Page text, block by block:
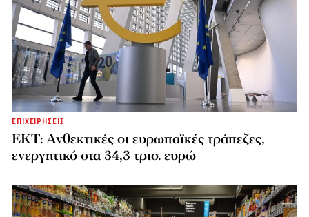
ΕΠΙΧΕΙΡΗΣΕΙΣ
ΕΚΤ: Ανθεκτικές οι ευρωπαϊκές τράπεζες,
ενεργητικό στα 34,3 τρισ. ευρώ